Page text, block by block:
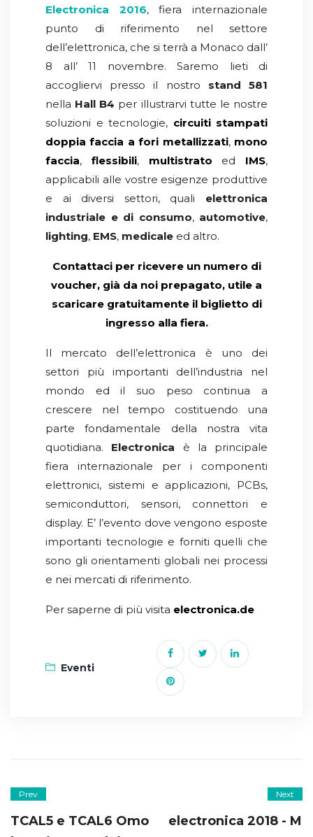
Electronica 2016, fiera internazionale
punto di riferimento nel settore
dell’elettronica, che si terrà a Monaco dall’
8 all’ 11 novembre. Saremo lieti di
accogliervi presso il nostro stand 581
nella Hall B4 per illustrarvi tutte le nostre
soluzioni e tecnologie, circuiti stampati
doppia faccia a fori metallizzati, mono
faccia, flessibili, multistrato ed IMS,
applicabili alle vostre esigenze produttive
e ai diversi settori, quali elettronica
industriale e di consumo, automotive,
lighting, EMS, medicale ed altro.
Contattaci per ricevere un numero di
voucher, già da noi prepagato, utile a
scaricare gratuitamente il biglietto di
ingresso alla fiera.
Il mercato dell’elettronica è uno dei
settori più importanti dell’industria nel
mondo ed il suo peso continua a
crescere nel tempo costituendo una
parte fondamentale della nostra vita
quotidiana. Electronica è la principale
fiera internazionale per i componenti
elettronici, sistemi e applicazioni, PCBs,
semiconduttori, sensori, connettori e
display. E’ l’evento dove vengono esposte
importanti tecnologie e forniti quelli che
sono gli orientamenti globali nei processi
e nei mercati di riferimento.
Per saperne di più visita electronica.de
Eventi
Prev
TCAL5 e TCAL6 Omo
Next
electronica 2018 - M